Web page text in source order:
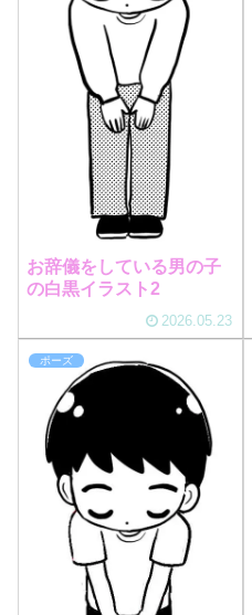
お辞儀をしている男の子
の白黒イラスト2
2026.05.23
ポーズ